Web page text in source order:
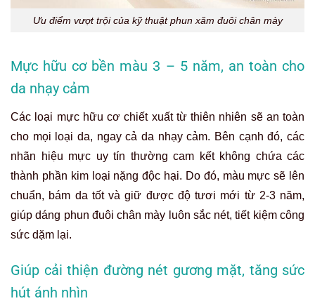
Ưu điểm vượt trội của kỹ thuật phun xăm đuôi chân mày
Mực hữu cơ bền màu 3 – 5 năm, an toàn cho
da nhạy cảm
Các loại mực hữu cơ chiết xuất từ thiên nhiên sẽ an toàn
cho mọi loại da, ngay cả da nhạy cảm. Bên cạnh đó, các
nhãn hiệu mực uy tín thường cam kết không chứa các
thành phần kim loại nặng độc hại. Do đó, màu mực sẽ lên
chuẩn, bám da tốt và giữ được độ tươi mới từ 2-3 năm,
giúp dáng phun đuôi chân mày luôn sắc nét, tiết kiệm công
sức dặm lại.
Giúp cải thiện đường nét gương mặt, tăng sức
hút ánh nhìn